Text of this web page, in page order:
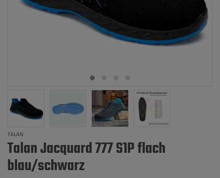
TALAN
Talan Jacquard 777 S1P flach
blau/schwarz